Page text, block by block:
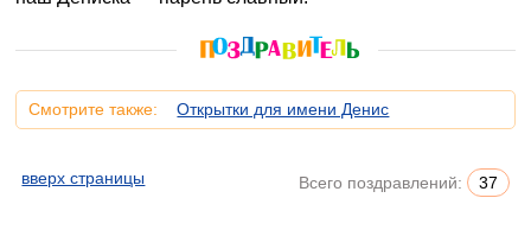
Смотрите также: Открытки для имени Денис
вверх страницы Всего поздравлений: 37